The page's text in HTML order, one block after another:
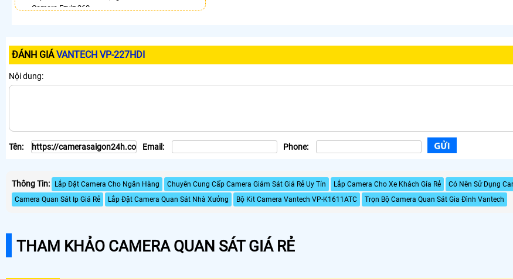
Camera Ezviz 360
Lắp Camera Wifi Dahua Xoay 360 Giá Rẻ
Top 5 Camera Wifi 360 Nên Mua
LẮP CAMERA THEO NHU CẦU
Lắp Camera Cửa Hàng Giá Rẻ
Camera 360 Giá Rẻ
ĐÁNH GIÁVANTECH VP-227HDI
Nội dung:
Tên: Email: Phone:
Thông Tin: Lắp Đặt Camera Cho Ngân Hàng Chuyên Cung Cấp Camera Giám Sát Giá Rẻ Uy Tín Lắp Camera Cho Xe Khách Gía Rẻ Có Nên Sử Dụng
Camera Quan Sát Ip Giá Rẻ
Lắp Đặt Camera Quan Sát Nhà Xưởng Bộ Kit Camera Vantech VP-K1611ATC Trọn Bộ Camera Quan Sát Gia Đình Vantech
THAM KHẢO CAMERA QUAN SÁT GIÁ RẺ